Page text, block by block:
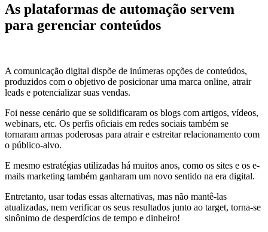
As plataformas de automação servem
para gerenciar conteúdos
A comunicação digital dispõe de inúmeras opções de conteúdos,
produzidos com o objetivo de posicionar uma marca online, atrair
leads e potencializar suas vendas.
Foi nesse cenário que se solidificaram os blogs com artigos, vídeos,
webinars, etc. Os perfis oficiais em redes sociais também se
tornaram armas poderosas para atrair e estreitar relacionamento com
o público-alvo.
E mesmo estratégias utilizadas há muitos anos, como os sites e os e-
mails marketing também ganharam um novo sentido na era digital.
Entretanto, usar todas essas alternativas, mas não mantê-las
atualizadas, nem verificar os seus resultados junto ao target, torna-se
sinônimo de desperdícios de tempo e dinheiro!